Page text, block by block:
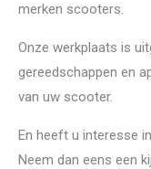
merken scooters.
Onze werkplaats is
gereedschappen en
van uw scooter.
En heeft u interesse
Neem dan eens een